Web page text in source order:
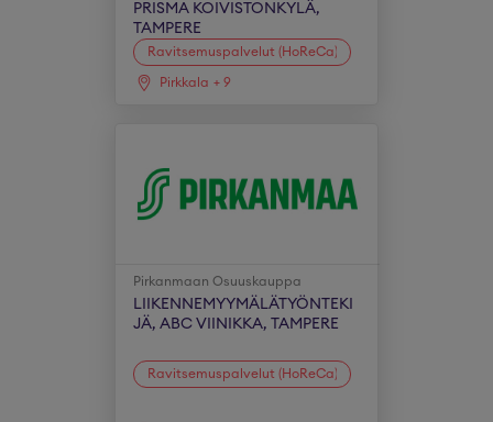
PRISMA KOIVISTONKYLÄ,
TAMPERE
Ravitsemuspalvelut (HoReCa)
Pirkkala + 9
Pirkanmaan Osuuskauppa
LIIKENNEMYYMÄLÄTYÖNTEKI
JÄ, ABC VIINIKKA, TAMPERE
Ravitsemuspalvelut (HoReCa)